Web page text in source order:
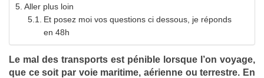
Aller plus loin
Et posez moi vos questions ci dessous, je réponds
en 48h
Le mal des transports est pénible lorsque l’on voyage,
que ce soit par voie maritime, aérienne ou terrestre. En